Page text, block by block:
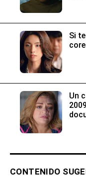
Si
Un
CONTENIDO